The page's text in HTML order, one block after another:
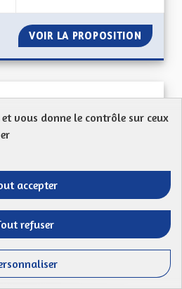
VOIR LA PROPOSITION DEUX
VOIR LA PROPOSITION
et vous donne le contrôle sur ceux
accepter
refuser